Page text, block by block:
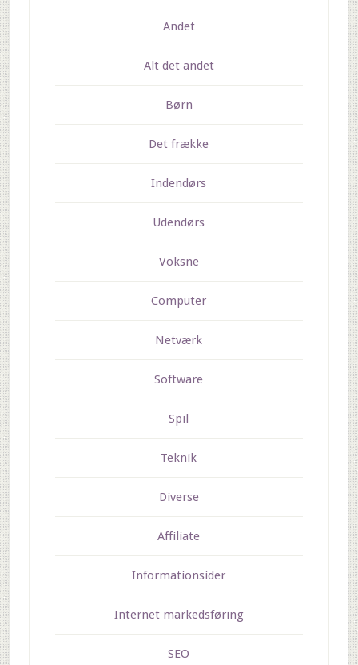
Andet
Alt det andet
Børn
Det frække
Indendørs
Udendørs
Voksne
Computer
Netværk
Software
Spil
Teknik
Diverse
Affiliate
Informationsider
Internet markedsføring
SEO